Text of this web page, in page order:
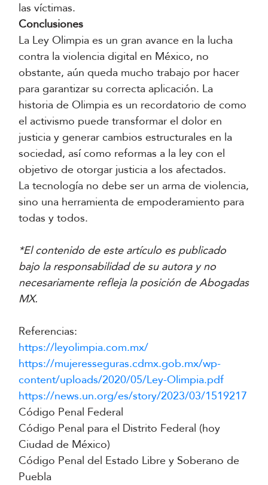
las víctimas.
Conclusiones
La Ley Olimpia es un gran avance en la lucha
contra la violencia digital en México, no
obstante, aún queda mucho trabajo por hacer
para garantizar su correcta aplicación. La
historia de Olimpia es un recordatorio de como
el activismo puede transformar el dolor en
justicia y generar cambios estructurales en la
sociedad, así como reformas a la ley con el
objetivo de otorgar justicia a los afectados.
La tecnología no debe ser un arma de violencia,
sino una herramienta de empoderamiento para
todas y todos.
*El contenido de este artículo es publicado
bajo la responsabilidad de su autora y no
necesariamente refleja la posición de Abogadas
MX.
Referencias:
https://leyolimpia.com.mx/
https://mujeresseguras.cdmx.gob.mx/wp-
content/uploads/2020/05/Ley-Olimpia.pdf
https://news.un.org/es/story/2023/03/1519217
Código Penal Federal
Código Penal para el Distrito Federal (hoy
Ciudad de México)
Código Penal del Estado Libre y Soberano de
Puebla